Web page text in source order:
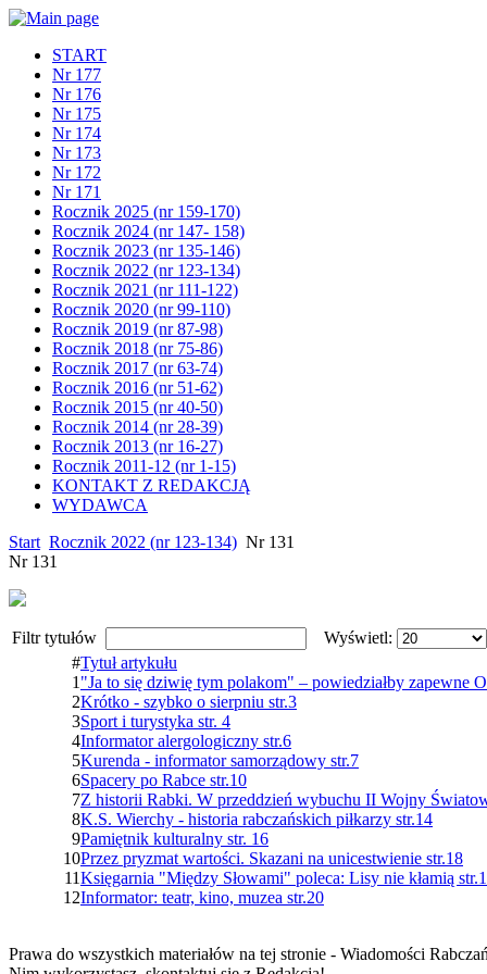
START
Nr 177
Nr 176
Nr 175
Nr 174
Nr 173
Nr 172
Nr 171
Rocznik 2025 (nr 159-170)
Rocznik 2024 (nr 147- 158)
Rocznik 2023 (nr 135-146)
Rocznik 2022 (nr 123-134)
Rocznik 2021 (nr 111-122)
Rocznik 2020 (nr 99-110)
Rocznik 2019 (nr 87-98)
Rocznik 2018 (nr 75-86)
Rocznik 2017 (nr 63-74)
Rocznik 2016 (nr 51-62)
Rocznik 2015 (nr 40-50)
Rocznik 2014 (nr 28-39)
Rocznik 2013 (nr 16-27)
Rocznik 2011-12 (nr 1-15)
KONTAKT Z REDAKCJĄ
WYDAWCA
Start Rocznik 2022 (nr 123-134) Nr 131
Nr 131
Filtr tytułów
Wyświetl:
#Tytuł artykułu
1 "Ja to się dziwię tym polakom" – powiedziałby zapewne
2Krótko - szybko o sierpniu str.3
3Sport i turystyka str. 4
4Informator alergologiczny str.6
5Kurenda - informator samorządowy str.7
6Spacery po Rabce str.10
7Z historii Rabki. W przeddzień wybuchu II Wojny
8K.S. Wierchy - historia rabczańskich piłkarzy str.14
9Pamiętnik kulturalny str. 16
10Przez pryzmat wartości. Skazani na unicestwienie str.18
11Księgarnia "Między Słowami" poleca: Lisy nie kłamią
12Informator: teatr, kino, muzea str.20
Prawa do wszystkich materiałów na tej stronie - Wiadomości